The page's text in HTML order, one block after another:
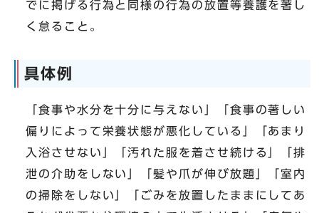
でに掲げる行為と同様の行為の放置等養護を著し
く怠ること。
具体例
「食事や水分を十分に与えない」「食事の著しい
偏りによって栄養状態が悪化している」「あまり
入浴させない」「汚れた服を着させ続ける」「排
泄の介助をしない」「髪や爪が伸び放題」「室内
の掃除をしない」「ごみを放置したままにしてあ